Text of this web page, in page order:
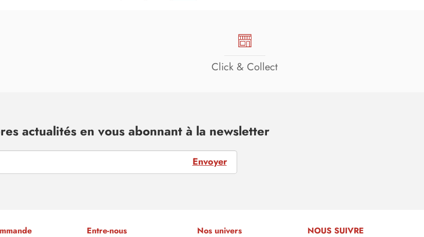
Click & Collect
actualités en vous abonnant à la newsletter
Envoyer
Entre-nous Nos univers NOUS SUIVRE